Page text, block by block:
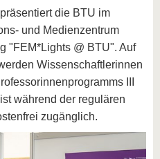
die BTU im
und Medienzentrum
"FEM*Lights @ BTU". Auf
Wissenschaftlerinnen
III
während der regulären
zugänglich.